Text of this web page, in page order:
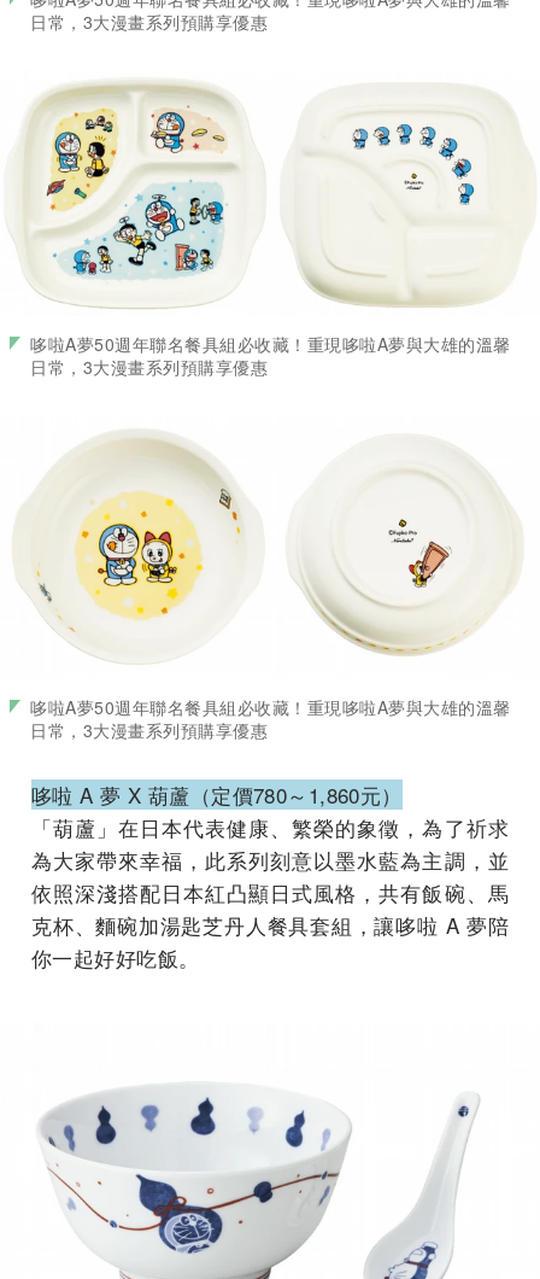
日常，3大漫畫系列預購享優惠
哆啦A夢50週年聯名餐具組必收藏！重現哆啦A夢與大雄的溫馨
日常，3大漫畫系列預購享優惠
哆啦A夢50週年聯名餐具組必收藏！重現哆啦A夢與大雄的溫馨
日常，3大漫畫系列預購享優惠
哆啦 A 夢 X 葫蘆（定價780～1,860元）
「葫蘆」在日本代表健康、繁榮的象徵，為了祈求
為大家帶來幸福，此系列刻意以墨水藍為主調，並
依照深淺搭配日本紅凸顯日式風格，共有飯碗、馬
克杯、麵碗加湯匙芝丹人餐具套組，讓哆啦 A 夢陪
你一起好好吃飯。